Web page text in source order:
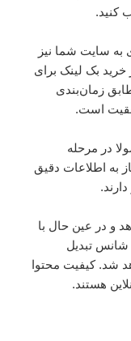
کنید.
به سایت شما نیز
بک لینک برای
زمان‌بندی
است.
در مرحله
به اطلاعات دقیق
و در عین حال با
شانس تبدیل
شد. کیفیت محتوا
هستند.